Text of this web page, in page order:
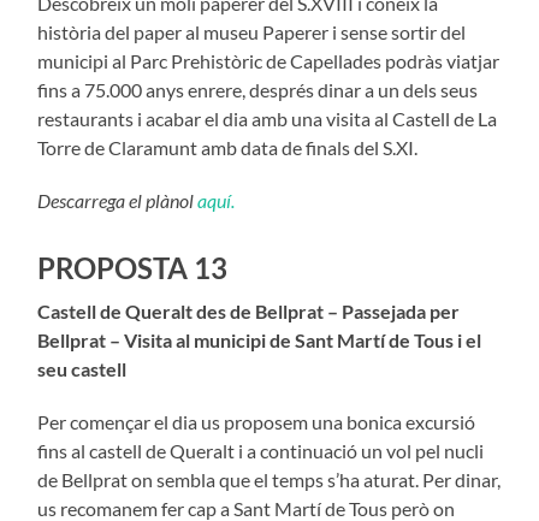
història del paper al museu Paperer i sense sortir del
municipi al Parc Prehistòric de Capellades podràs viatjar
fins a 75.000 anys enrere, després dinar a un dels seus
restaurants i acabar el dia amb una visita al Castell de La
Torre de Claramunt amb data de finals del S.XI.
Descarrega el plànolaquí.
PROPOSTA 13
Castell de Queralt des de Bellprat – Passejada per
Bellprat – Visita al municipi de Sant Martí de Tous i el
seu castell
Per començar el dia us proposem una bonica excursió
fins al castell de Queralt i a continuació un vol pel nucli
de Bellprat on sembla que el temps s’ha aturat. Per dinar,
us recomanem fer cap a Sant Martí de Tous però on